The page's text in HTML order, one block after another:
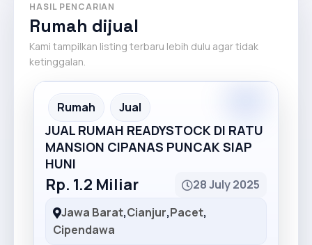
HASIL PENCARIAN
Rumah dijual
Kami tampilkan listing terbaru lebih dulu agar tidak
ketinggalan.
Recommended
Rumah Jual
JUAL RUMAH READYSTOCK DI RATU
MANSION CIPANAS PUNCAK SIAP
HUNI
Rp. 1.2 Miliar
28 July 2025
Jawa Barat,Cianjur,Pacet,
Cipendawa